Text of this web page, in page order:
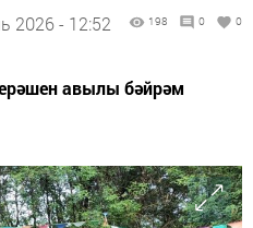
2026 - 12:52 198 0 0
авылы бәйрәм